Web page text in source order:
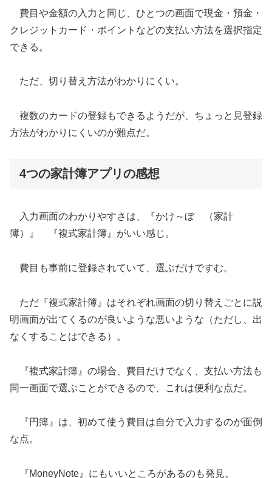
費目や金額の入力と同じ、ひとつの画面で現金・預金・
クレジットカード・ポイントなどの支払い方法を選択指定
できる。
ただ、切り替え方法がわかりにくい。
複数のカードの登録もできるようだが、ちょっと見登録
方法がわかりにくいのが難点だ。
4つの家計簿アプリの感想
入力画面のわかりやすさは、『かけ～ぼ （家計
簿）』 『複式家計簿』がいい感じ。
費目も事前に登録されていて、選ぶだけですむ。
ただ『複式家計簿』はそれぞれ画面の切り替えごとに説
明画面が出てくるのが良いような悪いような（ただし、出
なくすることはできる）。
『複式家計簿』の場合、費目だけでなく、支払い方法も
同一画面で選ぶことができるので、これは便利な点だ。
『円簿』は、初めて使う費目は自分で入力するのが面倒
な点。
『MoneyNote』にもいいところがあるのも発見。